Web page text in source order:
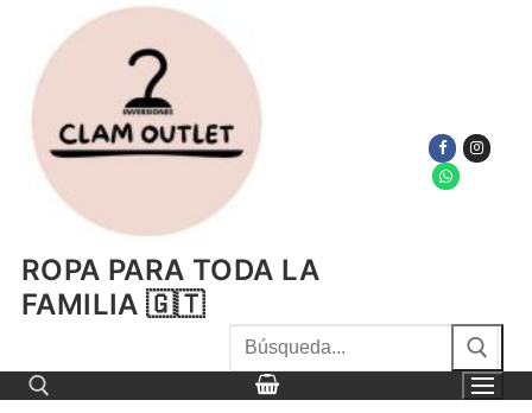
contenido
ROPA PARA TODA LA
FAMILIA 🇬🇹
Buscar
por: